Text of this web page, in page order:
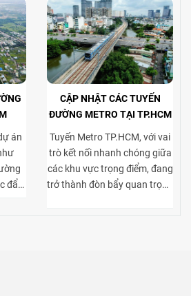
án
đẩy
CẬP NHẬT CÁC TUYẾN
ĐƯỜNG METRO TẠI TP.HCM
Tuyến Metro TP.HCM, với vai
trò kết nối nhanh chóng giữa
các khu vực trọng điểm, đang
trở thành đòn bẩy quan trọng